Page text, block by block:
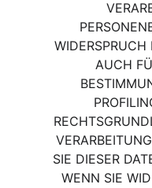
WIDERSPRUCH
AUCH
SIE DIESER
WENN SIE